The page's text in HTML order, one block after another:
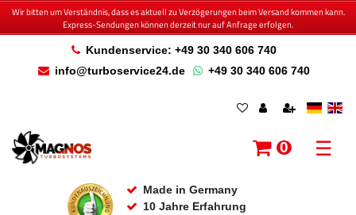
Wir bitten um Verständnis, dass es aktuell zu Verzögerungen beim Versand kommen kann.
Express-Sendungen können derzeit nur auf Anfrage erfolgen.
Kundenservice: +49 30 340 606 740
info@turboservice24.de
+49 30 340 606 740
Made in Germany
10 Jahre Erfahrung
0 ☰